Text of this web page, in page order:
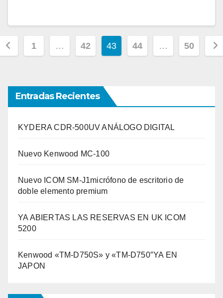
1 … 42 43 44 … 50
Entradas Recientes
KYDERA CDR-500UV ANÁLOGO DIGITAL
Nuevo Kenwood MC-100
Nuevo ICOM SM-J1micrófono de escritorio de
doble elemento premium
YA ABIERTAS LAS RESERVAS EN UK ICOM
5200
Kenwood «TM-D750S» y «TM-D750″YA EN
JAPON